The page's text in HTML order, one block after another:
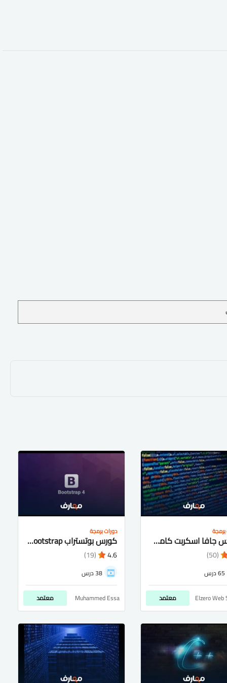
كورس جافا اسكربت كامل شرح عربى للمبتدئيين
(50)
65 درس
Elzero Web معتمد
دورات برمجة
كورس بوتستراب bootstrap شرح عربى كامل للمتبدئيين
4.6
(19)
38 درس
Muhammed Essa معتمد